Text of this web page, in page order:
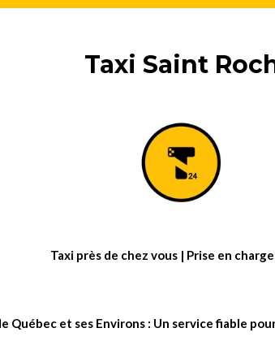
Taxi Saint
Taxi près de chez vous | Prise en
Québec et ses Environs : Un service fiable